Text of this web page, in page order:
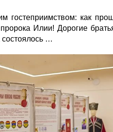
гостеприимством: как
пророка Илии! Дорогие
состоялось …